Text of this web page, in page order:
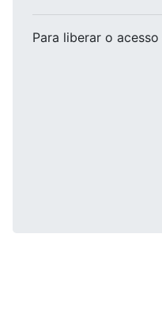
Para liberar o acesso